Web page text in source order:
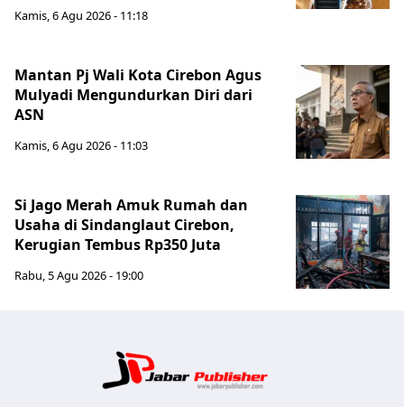
Kamis, 6 Agu 2026 - 11:18
Mantan Pj Wali Kota Cirebon Agus
Mulyadi Mengundurkan Diri dari
ASN
Kamis, 6 Agu 2026 - 11:03
Si Jago Merah Amuk Rumah dan
Usaha di Sindanglaut Cirebon,
Kerugian Tembus Rp350 Juta
Rabu, 5 Agu 2026 - 19:00